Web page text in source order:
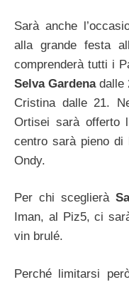
Sarà anche
alla grande festa
comprenderà tutti i
Selva Gardenadalle
Cristina dalle 21.
Ortisei sarà offerto
centro sarà pieno
Ondy.
Per chi sceglierà
Iman, al Piz5, ci
vin brulé.
Perché limitarsi